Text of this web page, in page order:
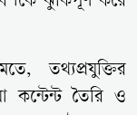
তথ্যপ্রযুক্তির
কন্টেন্ট তৈরি ও